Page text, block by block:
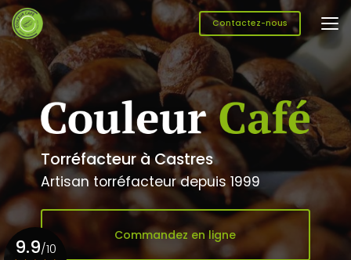
Aller
au
contenu
principal
Contactez-nous
Torréfacteur à Castres
Artisan torréfacteur depuis 1999
Commandez en ligne
9.9/10